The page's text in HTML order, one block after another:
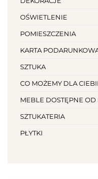
OŚWIETLENIE
POMIESZCZENIA
KARTA
SZTUKA
CO MOŻEMY DLA
MEBLE DOSTĘPNE OD
SZTUKATERIA
PŁYTKI